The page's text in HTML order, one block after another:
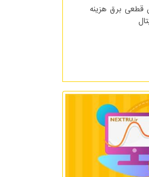
قطعی برق هزینه